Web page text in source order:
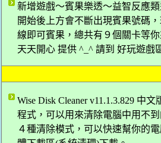
新增遊戲～賓果樂透～益智反應
開始後上方會不斷出現賓果號碼
線即可賓果，總共有９個關卡等
天天開心 提供 ^_^ 請到 好玩遊戲
Wise Disk Cleaner v11.1.3.829 中
程式，可以用來清除電腦中用不
４種清除模式，可以快速幫你的